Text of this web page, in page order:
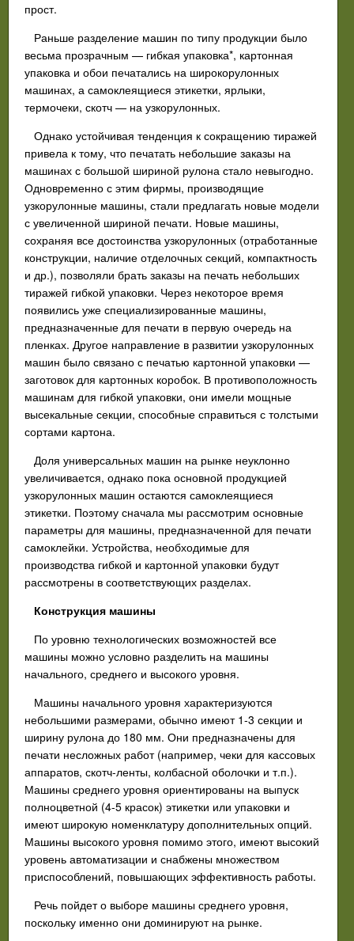
прост.
Раньше разделение машин по типу продукции было
весьма прозрачным — гибкая упаковка*, картонная
упаковка и обои печатались на широкорулонных
машинах, а самоклеящиеся этикетки, ярлыки,
термочеки, скотч — на узкорулонных.
Однако устойчивая тенденция к сокращению тиражей
привела к тому, что печатать небольшие заказы на
машинах с большой шириной рулона стало невыгодно.
Одновременно с этим фирмы, производящие
узкорулонные машины, стали предлагать новые модели
с увеличенной шириной печати. Новые машины,
сохраняя все достоинства узкорулонных (отработанные
конструкции, наличие отделочных секций, компактность
и др.), позволяли брать заказы на печать небольших
тиражей гибкой упаковки. Через некоторое время
появились уже специализированные машины,
предназначенные для печати в первую очередь на
пленках. Другое направление в развитии узкорулонных
машин было связано с печатью картонной упаковки —
заготовок для картонных коробок. В противоположность
машинам для гибкой упаковки, они имели мощные
высекальные секции, способные справиться с толстыми
сортами картона.
Доля универсальных машин на рынке неуклонно
увеличивается, однако пока основной продукцией
узкорулонных машин остаются самоклеящиеся
этикетки. Поэтому сначала мы рассмотрим основные
параметры для машины, предназначенной для печати
самоклейки. Устройства, необходимые для
производства гибкой и картонной упаковки будут
рассмотрены в соответствующих разделах.
Конструкция машины
По уровню технологических возможностей все
машины можно условно разделить на машины
начального, среднего и высокого уровня.
Машины начального уровня характеризуются
небольшими размерами, обычно имеют 1-3 секции и
ширину рулона до 180 мм. Они предназначены для
печати несложных работ (например, чеки для кассовых
аппаратов, скотч-ленты, колбасной оболочки и т.п.).
Машины среднего уровня ориентированы на выпуск
полноцветной (4-5 красок) этикетки или упаковки и
имеют широкую номенклатуру дополнительных опций.
Машины высокого уровня помимо этого, имеют высокий
уровень автоматизации и снабжены множеством
приспособлений, повышающих эффективность работы.
Речь пойдет о выборе машины среднего уровня,
поскольку именно они доминируют на рынке.